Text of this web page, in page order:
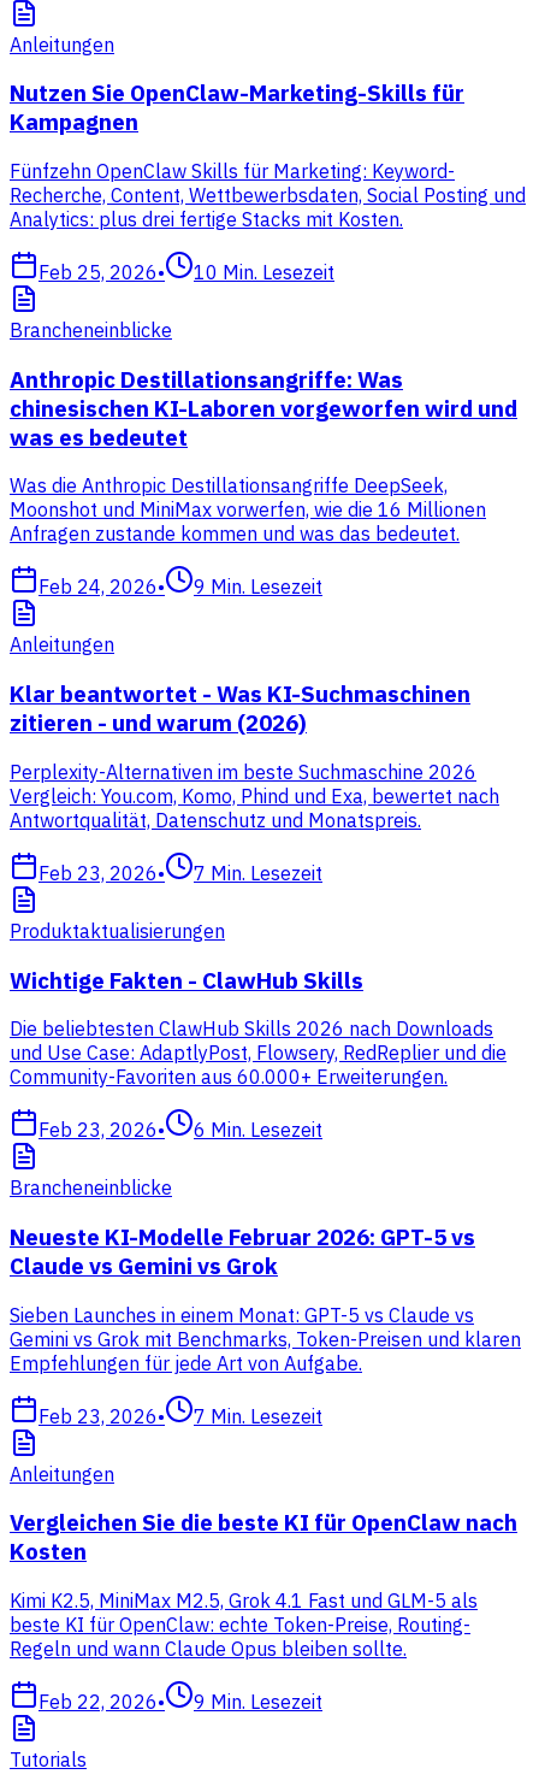
Anleitungen
Nutzen Sie OpenClaw-Marketing-Skills für
Kampagnen
Fünfzehn OpenClaw Skills für Marketing: Keyword-
Recherche, Content, Wettbewerbsdaten, Social Posting und
Analytics: plus drei fertige Stacks mit Kosten.
Feb 25, 2026• 10 Min. Lesezeit
Brancheneinblicke
Anthropic Destillationsangriffe: Was
chinesischen KI-Laboren vorgeworfen wird und
was es bedeutet
Was die Anthropic Destillationsangriffe DeepSeek,
Moonshot und MiniMax vorwerfen, wie die 16 Millionen
Anfragen zustande kommen und was das bedeutet.
Feb 24, 2026• 9 Min. Lesezeit
Anleitungen
Klar beantwortet - Was KI-Suchmaschinen
zitieren - und warum (2026)
Perplexity-Alternativen im beste Suchmaschine 2026
Vergleich: You.com, Komo, Phind und Exa, bewertet nach
Antwortqualität, Datenschutz und Monatspreis.
Feb 23, 2026• 7 Min. Lesezeit
Produktaktualisierungen
Wichtige Fakten - ClawHub Skills
Die beliebtesten ClawHub Skills 2026 nach Downloads
und Use Case: AdaptlyPost, Flowsery, RedReplier und die
Community-Favoriten aus 60.000+ Erweiterungen.
Feb 23, 2026• 6 Min. Lesezeit
Brancheneinblicke
Neueste KI-Modelle Februar 2026: GPT-5 vs
Claude vs Gemini vs Grok
Sieben Launches in einem Monat: GPT-5 vs Claude vs
Gemini vs Grok mit Benchmarks, Token-Preisen und klaren
Empfehlungen für jede Art von Aufgabe.
Feb 23, 2026• 7 Min. Lesezeit
Anleitungen
Vergleichen Sie die beste KI für OpenClaw nach
Kosten
Kimi K2.5, MiniMax M2.5, Grok 4.1 Fast und GLM-5 als
beste KI für OpenClaw: echte Token-Preise, Routing-
Regeln und wann Claude Opus bleiben sollte.
Feb 22, 2026• 9 Min. Lesezeit
Tutorials